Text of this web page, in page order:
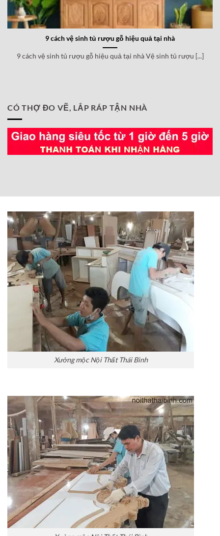
9 cách vệ sinh tủ rượu gỗ hiệu quả tại nhà
9 cách vệ sinh tủ rượu gỗ hiệu quả tại nhà Vệ sinh tủ rượu [...]
CÓ THỢ ĐO VẼ, LẮP RÁP TẬN NHÀ
Xưởng mộc Nội Thất Thái Bình